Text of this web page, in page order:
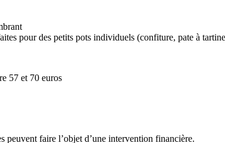
pour des petits pots individuels (confiture, pate à
57 et 70 euros
peuvent faire l’objet d’une intervention financière.